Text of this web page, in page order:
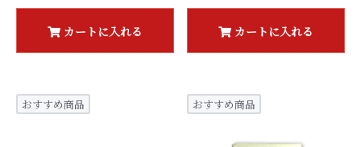
カートに入れる カートに入れる
おすすめ商品 おすすめ商品